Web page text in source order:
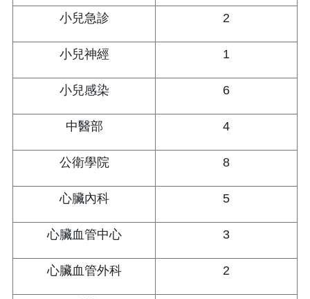
小兒急診 2
小兒神經 1
小兒感染 6
中醫部 4
公衛學院 8
心臟內科 5
心臟血管中心 3
心臟血管外科 2